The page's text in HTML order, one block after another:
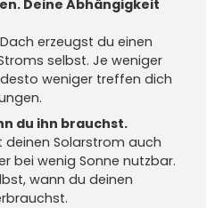
Deine Abhängigkeit
erzeugst du einen
selbst. Je weniger
weniger treffen dich
du ihn brauchst.
deinen Solarstrom auch
bei wenig Sonne nutzbar.
wann du deinen